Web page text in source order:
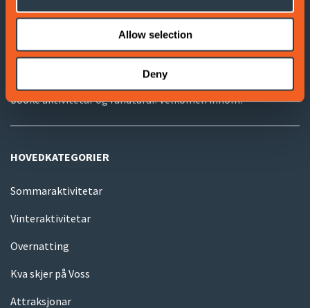
Allow selection
Deny
VOSS TURISTINFORMASJON
Voss Turistinformasjon ligg ved Voss stasjon, på bakkeplan
under Voss Gondol.
Hjå oss får du god og nyttig informasjon, samt hjelp til å
booke aktivitetar og rundturar. Velkomen innom!
HOVEDKATEGORIER
Sommaraktivitetar
Vinteraktivitetar
Overnatting
Kva skjer på Voss
Attraksjonar